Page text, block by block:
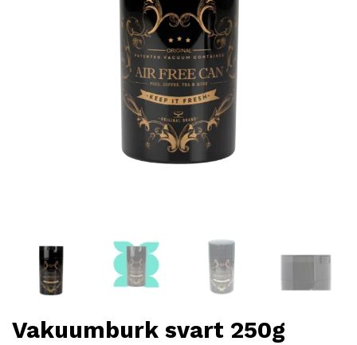
Vakuumburk svart 250g